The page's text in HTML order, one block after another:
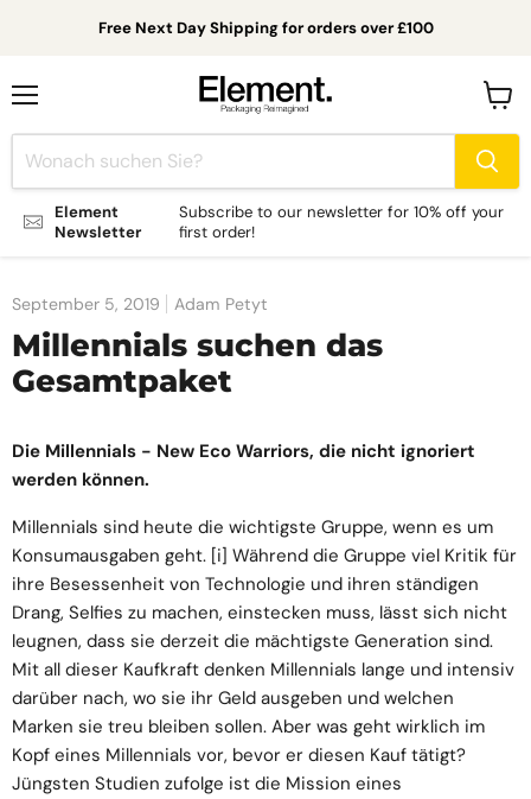
Free Next Day Shipping for orders over £100
Element
Newsletter
Subscribe to our newsletter for 10% off your
first order!
September 5, 2019 Adam Petyt
Millennials suchen das
Gesamtpaket
Die Millennials - New Eco Warriors, die nicht ignoriert
werden können.
Millennials sind heute die wichtigste Gruppe, wenn es um
Konsumausgaben geht. [i] Während die Gruppe viel Kritik für
ihre Besessenheit von Technologie und ihren ständigen
Drang, Selfies zu machen, einstecken muss, lässt sich nicht
leugnen, dass sie derzeit die mächtigste Generation sind.
Mit all dieser Kaufkraft denken Millennials lange und intensiv
darüber nach, wo sie ihr Geld ausgeben und welchen
Marken sie treu bleiben sollen. Aber was geht wirklich im
Kopf eines Millennials vor, bevor er diesen Kauf tätigt?
Jüngsten Studien zufolge ist die Mission eines